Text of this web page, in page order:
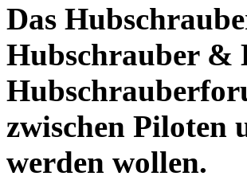
Das
Hubschrauber &
zwischen Piloten
werden wollen.